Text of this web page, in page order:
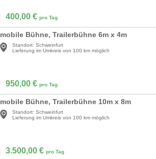
400,00 € pro Tag
mobile Bühne, Trailerbühne 6m x 4m
Standort: Schweinfurt
Lieferung im Umkreis von 100 km möglich
950,00 € pro Tag
mobile Bühne, Trailerbühne 10m x 8m
Standort: Schweinfurt
Lieferung im Umkreis von 100 km möglich
3.500,00 € pro Tag